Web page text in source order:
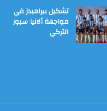
تشكيل بيراميدز في
مواجهة ألانيا سبور
التركي